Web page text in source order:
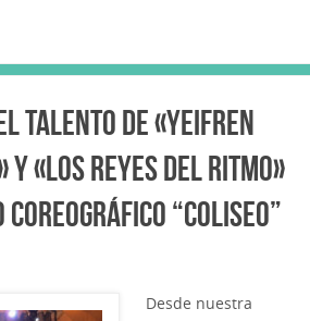
talento de «Yeifren
y «Los Reyes del Ritmo»
coreográfico “Coliseo”
Desde nuestra